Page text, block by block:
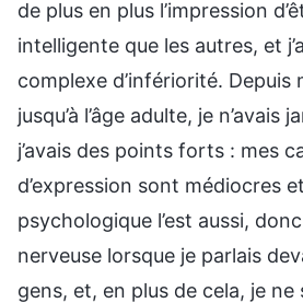
de plus en plus l’impression
intelligente que les autres, et
complexe d’infériorité. Depuis
jusqu’à l’âge adulte, je n’avais
j’avais des points forts : mes
d’expression sont médiocres
psychologique l’est aussi,
nerveuse lorsque je parlais
gens, et, en plus de cela, je ne